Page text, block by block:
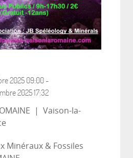
2025 09:00 -
202517:32
|
Vaison-la-
Minéraux & Fossiles